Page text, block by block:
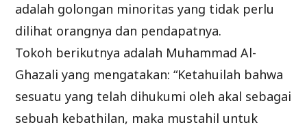
adalah golongan minoritas yang tidak perlu
dilihat orangnya dan pendapatnya.
Tokoh berikutnya adalah Muhammad Al-
Ghazali yang mengatakan: “Ketahuilah bahwa
sesuatu yang telah dihukumi oleh akal sebagai
sebuah kebathilan, maka mustahil untuk